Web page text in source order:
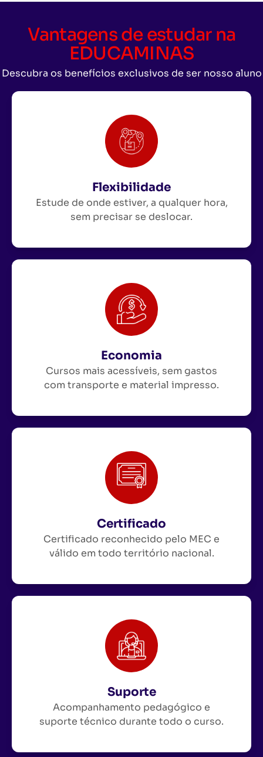
Vantagens de estudar na
EDUCAMINAS
Descubra os benefícios exclusivos de ser nosso aluno
Flexibilidade
Estude de onde estiver, a qualquer hora,
sem precisar se deslocar.
Economia
Cursos mais acessíveis, sem gastos
com transporte e material impresso.
Certificado
Certificado reconhecido pelo MEC e
válido em todo território nacional.
Suporte
Acompanhamento pedagógico e
suporte técnico durante todo o curso.